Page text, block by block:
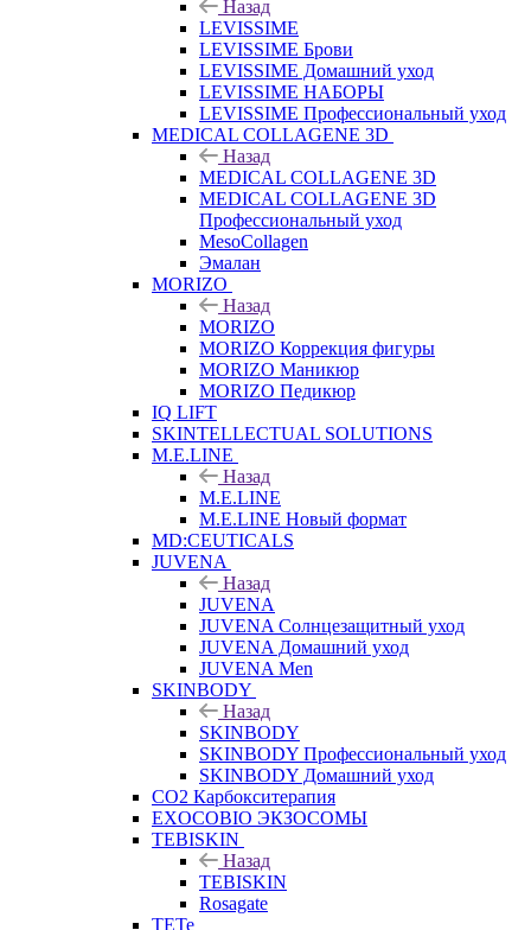
Назад
LEVISSIME
LEVISSIME Брови
LEVISSIME Домашний уход
LEVISSIME НАБОРЫ
LEVISSIME Профессиональный уход
MEDICAL COLLAGENE 3D
Назад
MEDICAL COLLAGENE 3D
MEDICAL COLLAGENE 3D
Профессиональный уход
MesoCollagen
Эмалан
MORIZO
Назад
MORIZO
MORIZO Коррекция фигуры
MORIZO Маникюр
MORIZO Педикюр
IQ LIFT
SKINTELLECTUAL SOLUTIONS
M.E.LINE
Назад
M.E.LINE
M.E.LINE Новый формат
MD:CEUTICALS
JUVENA
Назад
JUVENA
JUVENA Солнцезащитный уход
JUVENA Домашний уход
JUVENA Men
SKINBODY
Назад
SKINBODY
SKINBODY Профессиональный уход
SKINBODY Домашний уход
CO2 Карбокситерапия
EXOCOBIO ЭКЗОСОМЫ
TEBISKIN
Назад
TEBISKIN
Rosagate
TETe